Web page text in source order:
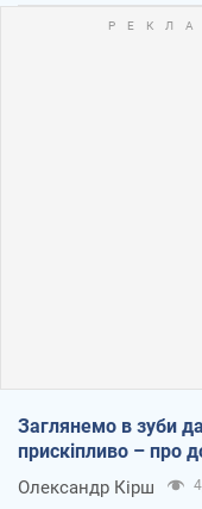
Заглянемо в зуби
прискіпливо – про
Олександр Кірш